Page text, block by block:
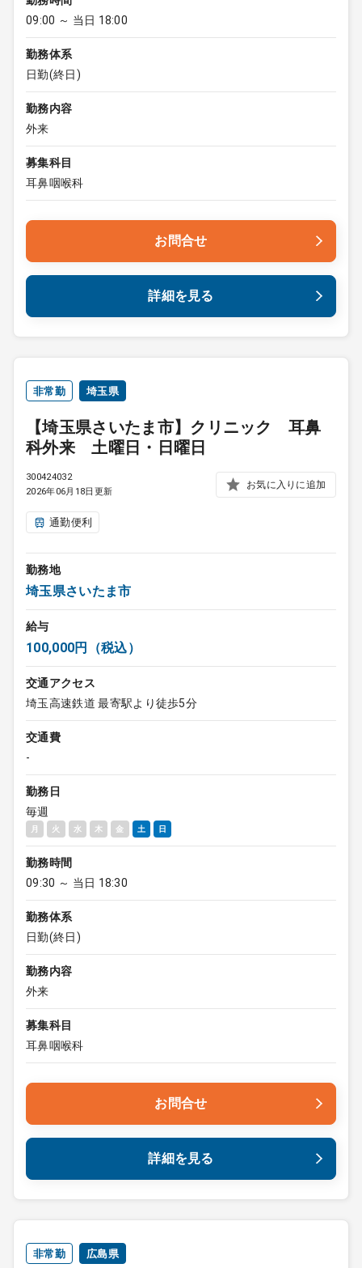
09:00 ～ 当日 18:00
勤務体系
日勤(終日)
勤務内容
外来
募集科目
耳鼻咽喉科
お問合せ
詳細を見る
非常勤 埼玉県
【埼玉県さいたま市】クリニック 耳鼻
科外来 土曜日・日曜日
300424032
2026年06月18日更新
お気に入りに追加
通勤便利
勤務地
埼玉県さいたま市
給与
100,000円（税込）
交通アクセス
埼玉高速鉄道 最寄駅より徒歩5分
交通費
-
勤務日
毎週
月 火 水 木 金 土 日
勤務時間
09:30 ～ 当日 18:30
勤務体系
日勤(終日)
勤務内容
外来
募集科目
耳鼻咽喉科
お問合せ
詳細を見る
非常勤 広島県